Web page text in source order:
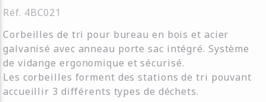
Réf. 4BC021
Corbeilles de tri pour bureau en bois et acier
galvanisé avec anneau porte sac intégré. Système
de vidange ergonomique et sécurisé.
Les corbeilles forment des stations de tri pouvant
accueillir 3 différents types de déchets.